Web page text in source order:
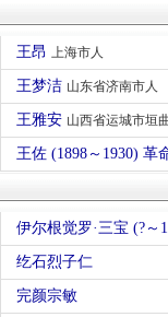
王昂 上海市人
王梦洁 山东省济南市人
王雅安 山西省运城市垣
王佐 (1898～1930) 革
伊尔根觉罗·三宝 (?～
纥石烈子仁
完颜宗敏